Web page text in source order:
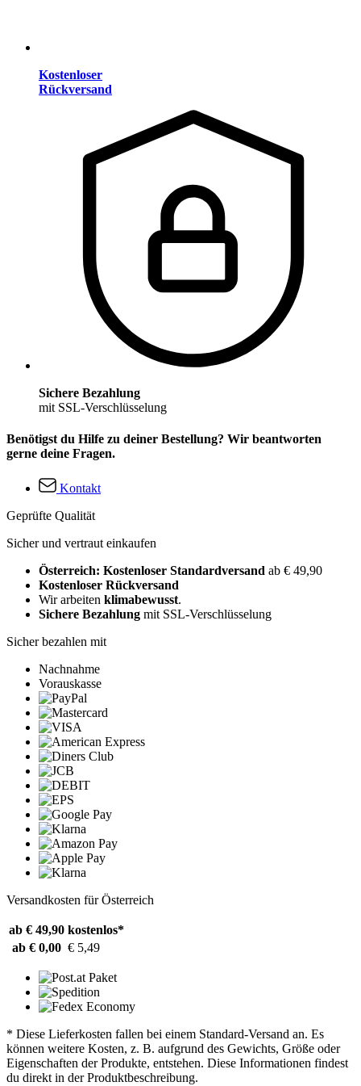
Kostenloser
Rückversand
Sichere Bezahlung
mit SSL-Verschlüsselung
Benötigst du Hilfe zu deiner Bestellung? Wir beantworten
gerne deine Fragen.
Kontakt
Geprüfte Qualität
Sicher und vertraut einkaufen
Österreich: Kostenloser Standardversand ab € 49,90
Kostenloser Rückversand
Wir arbeiten klimabewusst.
Sichere Bezahlung mit SSL-Verschlüsselung
Sicher bezahlen mit
Nachnahme
Vorauskasse
Versandkosten für Österreich
ab € 49,90 kostenlos*
ab € 0,00 € 5,49
* Diese Lieferkosten fallen bei einem Standard-Versand an. Es
können weitere Kosten, z. B. aufgrund des Gewichts, Größe oder
Eigenschaften der Produkte, entstehen. Diese Informationen findest
du direkt in der Produktbeschreibung.